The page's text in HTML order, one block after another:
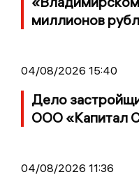
миллионов
04/08/2026 15:40
Дело
ООО «Капитал
04/08/2026 11:36